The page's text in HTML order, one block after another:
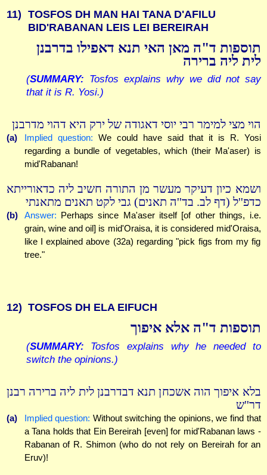
11) TOSFOS DH MAN HAI TANA D'AFILU
BID'RABANAN LEIS LEI BEREIRAH
תוספות ד"ה מאן האי תנא דאפילו בדרבנן
לית ליה ברירה
(SUMMARY: Tosfos explains why we did not say
that it is R. Yosi.)
הוי מצי למימר רבי יוסי דאגודה של ירק היא דהוי מדרבנן
(a) Implied question: We could have said that it is R. Yosi
regarding a bundle of vegetables, which (their Ma'aser) is
mid'Rabanan!
ושמא כיון דעיקר מעשר מן התורה חשיב ליה כדאורייתא
כדפ''ל (דף לב. בד''ה תאנים) גבי לקט תאנים מתאנתי
(b) Answer: Perhaps since Ma'aser itself [of other things, i.e.
grain, wine and oil] is mid'Oraisa, it is considered mid'Oraisa,
like I explained above (32a) regarding "pick figs from my fig
tree."
12) TOSFOS DH ELA EIFUCH
תוספות ד"ה אלא איפוך
(SUMMARY: Tosfos explains why he needed to
switch the opinions.)
בלא איפוך הוה אשכחן תנא דבדרבנן לית ליה ברירה רבנן
דר''ש
(a) Implied question: Without switching the opinions, we find that
a Tana holds that Ein Bereirah [even] for mid'Rabanan laws -
Rabanan of R. Shimon (who do not rely on Bereirah for an
Eruv)!